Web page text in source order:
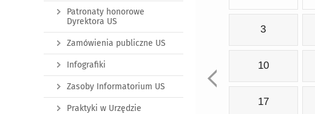
3
10
17
Patronaty honorowe
Dyrektora US
Zamówienia publiczne US
Infografiki
Zasoby Informatorium US
Praktyki w Urzędzie